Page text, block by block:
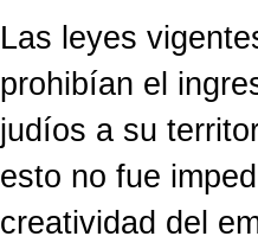
Las leyes
prohibían el
judíos a su
esto no fue
creatividad del